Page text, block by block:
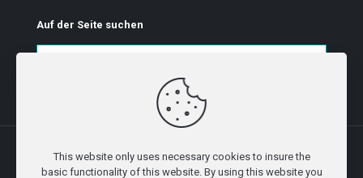
Auf der Seite suchen
This website only uses necessary cookies to insure the
basic functionality of this website. By using this website you